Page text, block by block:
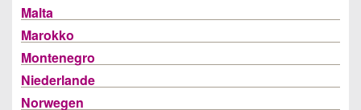
Malta
Marokko
Montenegro
Niederlande
Norwegen